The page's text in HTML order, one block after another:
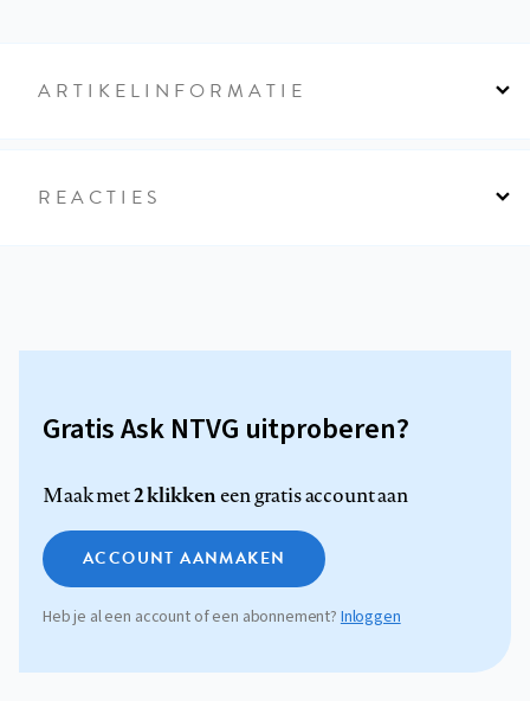
ARTIKELINFORMATIE
REACTIES
Gratis Ask NTVG uitproberen?
Maak met2 klikkeneen gratis account aan
ACCOUNT AANMAKEN
Heb je al een account of een abonnement?Inloggen